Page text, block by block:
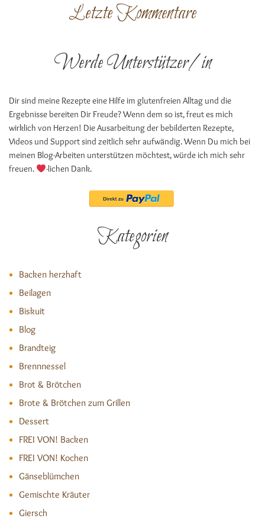
Letzte Kommentare
Werde Unterstützer/in
Dir sind meine Rezepte eine Hilfe im glutenfreien Alltag und die
Ergebnisse bereiten Dir Freude? Wenn dem so ist, freut es mich
wirklich von Herzen! Die Ausarbeitung der bebilderten Rezepte,
Videos und Support sind zeitlich sehr aufwändig. Wenn Du mich bei
meinen Blog-Arbeiten unterstützen möchtest, würde ich mich sehr
freuen.
-lichen Dank.
Kategorien
Backen herzhaft
Beilagen
Biskuit
Blog
Brandteig
Brennnessel
Brot & Brötchen
Brote & Brötchen zum Grillen
Dessert
FREI VON! Backen
FREI VON! Kochen
Gänseblümchen
Gemischte Kräuter
Giersch